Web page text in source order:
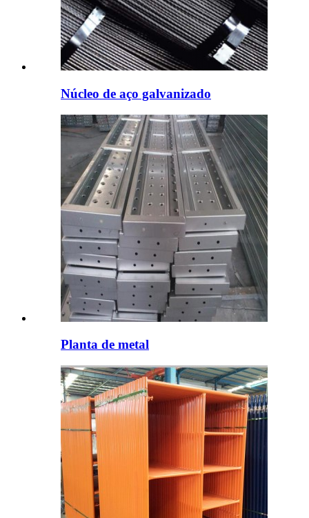
Núcleo de aço galvanizado
Planta de metal